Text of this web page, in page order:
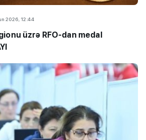
2026, 12:44
üzrə RFO-dan medal